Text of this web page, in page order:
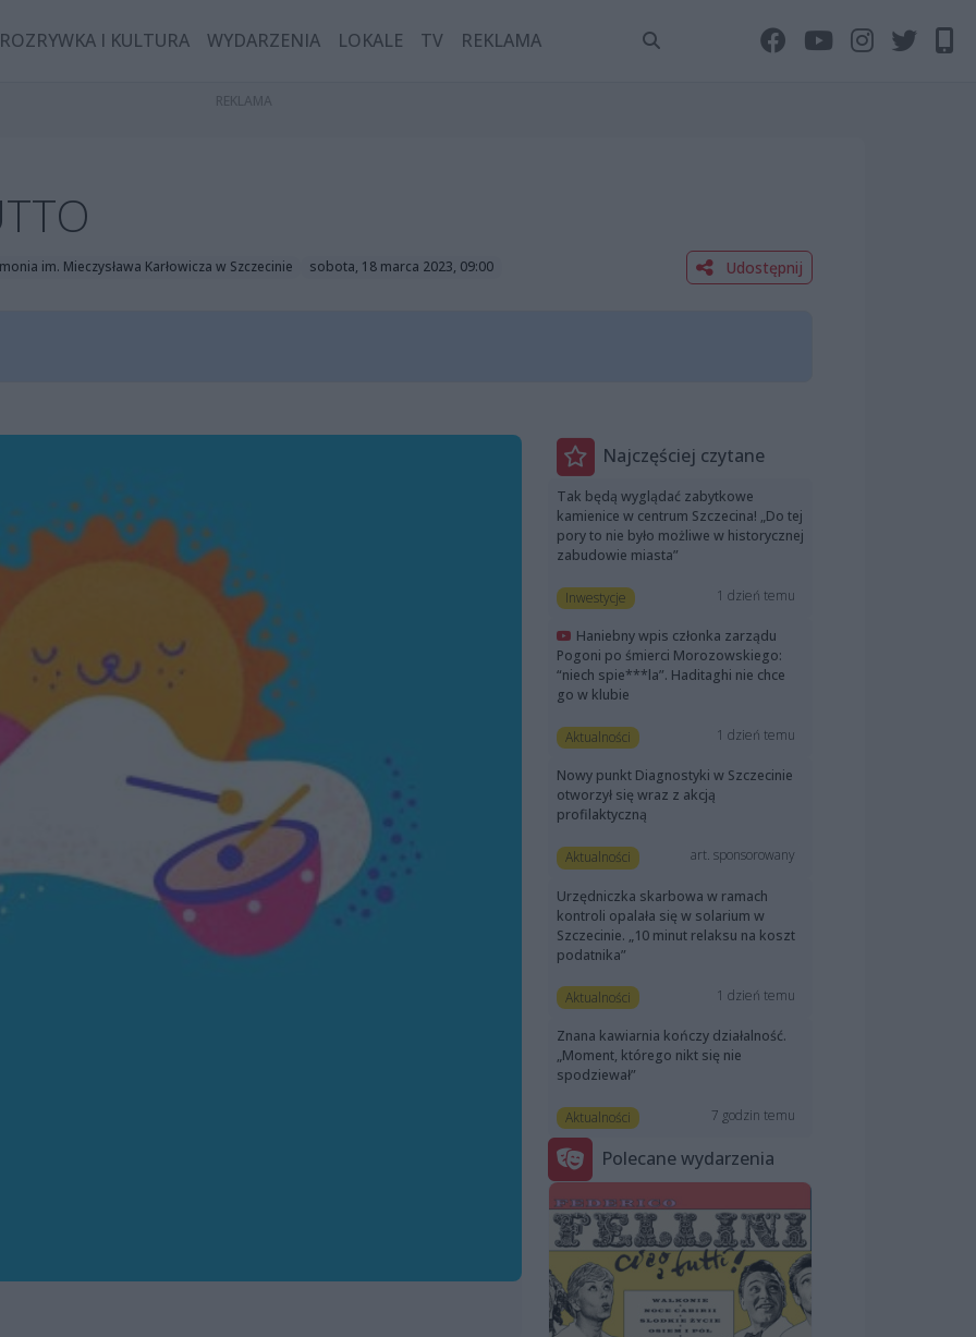
ROZRYWKA I KULTURA WYDARZENIA LOKALE TV REKLAMA
im. Mieczysława Karłowicza w Szczecinie sobota, 18 marca 2023, 09:00 Udostępnij
Najczęściej czytane
Tak będą wyglądać zabytkowe
kamienice w centrum Szczecina! „Do tej
pory to nie było możliwe w historycznej
zabudowie miasta”
Inwestycje 1 dzień temu
Haniebny wpis członka zarządu
Pogoni po śmierci Morozowskiego:
“niech spie***la”. Haditaghi nie chce
go w klubie
Aktualności 1 dzień temu
Nowy punkt Diagnostyki w Szczecinie
otworzył się wraz z akcją
profilaktyczną
Aktualności art. sponsorowany
Urzędniczka skarbowa w ramach
kontroli opalała się w solarium w
Szczecinie. „10 minut relaksu na koszt
podatnika”
Aktualności 1 dzień temu
Znana kawiarnia kończy działalność.
„Moment, którego nikt się nie
spodziewał”
Aktualności 7 godzin temu
Polecane wydarzenia